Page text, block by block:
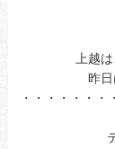
上越
昨
・・・・・・